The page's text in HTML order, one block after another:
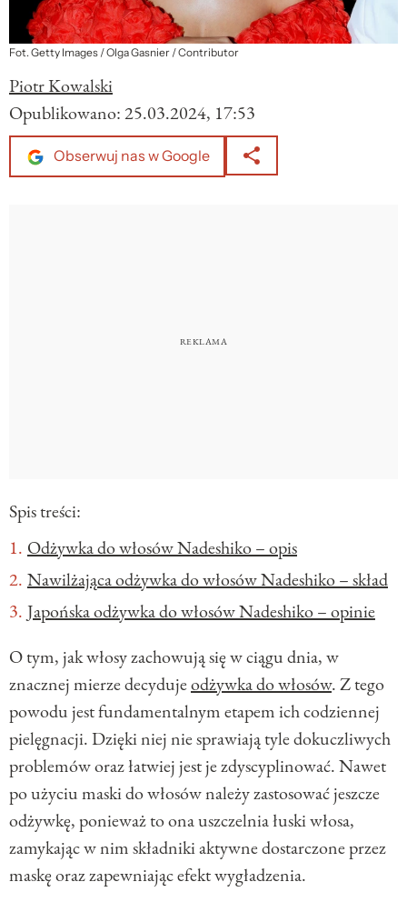
Fot. Getty Images / Olga Gasnier / Contributor
Piotr Kowalski
Opublikowano:25.03.2024, 17:53
Obserwuj nas w Google
Spis treści:
Odżywka do włosów Nadeshiko – opis
Nawilżająca odżywka do włosów Nadeshiko – skład
Japońska odżywka do włosów Nadeshiko – opinie
O tym, jak włosy zachowują się w ciągu dnia, w
znacznej mierze decydujeodżywka do włosów. Z tego
powodu jest fundamentalnym etapem ich codziennej
pielęgnacji. Dzięki niej nie sprawiają tyle dokuczliwych
problemów oraz łatwiej jest je zdyscyplinować. Nawet
po użyciu maski do włosów należy zastosować jeszcze
odżywkę, ponieważ to ona uszczelnia łuski włosa,
zamykając w nim składniki aktywne dostarczone przez
maskę oraz zapewniając efekt wygładzenia.